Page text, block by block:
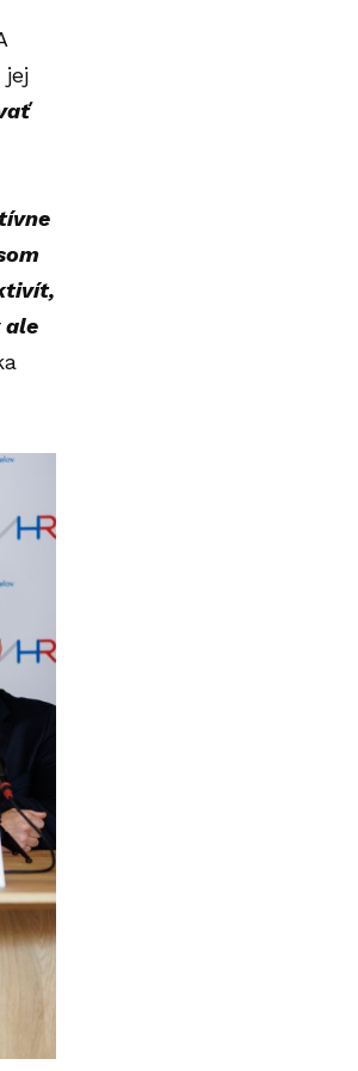
jej
ale